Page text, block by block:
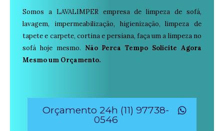
Somos a LAVALIMPER empresa de limpeza de sofá,
lavagem, impermeabilização, higienização, limpeza de
tapete e carpete, cortina e persiana, faça um a limpeza no
sofá hoje mesmo. Não Perca Tempo Solicite Agora
Mesmo um Orçamento.
Orçamento 24h (11) 97738-
0546